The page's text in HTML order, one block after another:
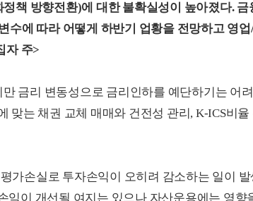
책 방향전환)에 대한 불확실성이 높아졌다. 금
수에 따라 어떻게 하반기 업황을 전망하고 영
자 주>
금리 변동성으로 금리인하를 예단하기는 어
맞는 채권 교체 매매와 건전성 관리, K-ICS비율
가손실로 투자손익이 오히려 감소하는 일이
익이 개선될 여지는 있으나 자산운용에는 영향